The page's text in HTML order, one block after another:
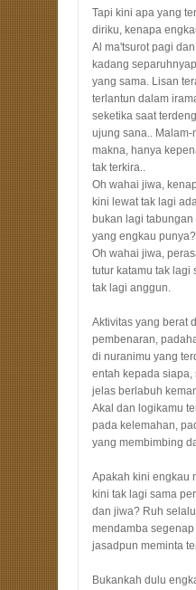
Tapi kini apa yang
diriku, kenapa
Al ma'tsurot pagi
kadang
yang sama. Lisan
terlantun dalam
seketika saat
ujung sana..
makna, hanya
tak terkira..
Oh wahai jiwa,
kini lewat tak lagi
bukan lagi tabungan
yang engkau punya?
Oh wahai jiwa,
tutur katamu tak lagi
tak lagi anggun.
Aktivitas yang berat
pembenaran,
di nuranimu yang
entah kepada
jelas berlabuh
Akal dan logikamu
pada kelemahan,
yang membimbing
Apakah kini engkau
kini tak lagi sama
dan jiwa? Ruh
mendamba
jasadpun meminta
Bukankah dulu